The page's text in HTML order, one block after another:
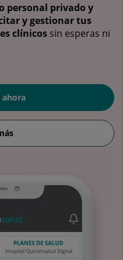
personal privado y
y gestionar tus
clínicos sin esperas ni
ahora